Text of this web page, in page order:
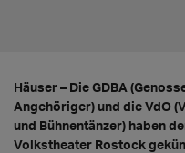
Häuser – Die GDBA
Angehöriger) und die VdO
und Bühnentänzer) haben
Volkstheater Rostock